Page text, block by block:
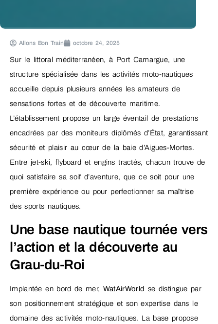
Allons Bon Train octobre 24, 2025
Sur le littoral méditerranéen, à Port Camargue, une
structure spécialisée dans les activités moto-nautiques
accueille depuis plusieurs années les amateurs de
sensations fortes et de découverte maritime.
L’établissement propose un large éventail de prestations
encadrées par des moniteurs diplômés d’État, garantissant
sécurité et plaisir au cœur de la baie d’Aigues-Mortes.
Entre jet-ski, flyboard et engins tractés, chacun trouve de
quoi satisfaire sa soif d’aventure, que ce soit pour une
première expérience ou pour perfectionner sa maîtrise
des sports nautiques.
Une base nautique tournée vers
l’action et la découverte au
Grau-du-Roi
Implantée en bord de mer, WatAirWorld se distingue par
son positionnement stratégique et son expertise dans le
domaine des activités moto-nautiques. La base propose